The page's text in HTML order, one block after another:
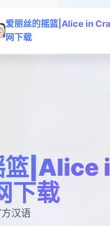
爱丽丝的摇篮|Alice in
网下载
篮|Alice
下载
汉语